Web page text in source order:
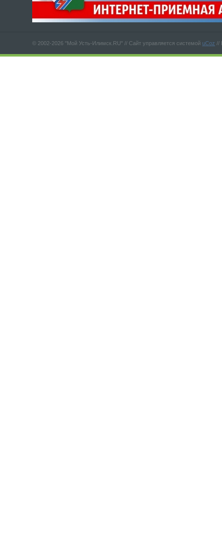
© 2002-2026 "Мой Усть-Илимск.RU" // Сайт управляется системой uCoz //